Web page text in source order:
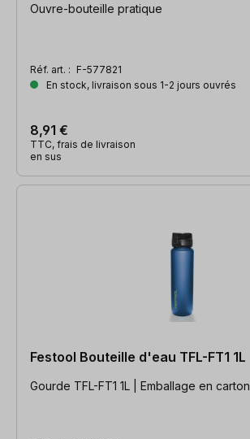
Ouvre-bouteille pratique
Réf. art. : F-577821
En stock, livraison sous 1-2 jours ouvrés
8,91 €
TTC, frais de livraison
en sus
Festool Bouteille d'eau TFL-FT1 1L
Gourde TFL-FT1 1L | Emballage en carton